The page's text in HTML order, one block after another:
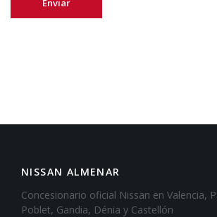
NISSAN ALMENAR
Concesionario oficial Nissan en Valencia,
Poblet, Gandia, Dénia y Castellón